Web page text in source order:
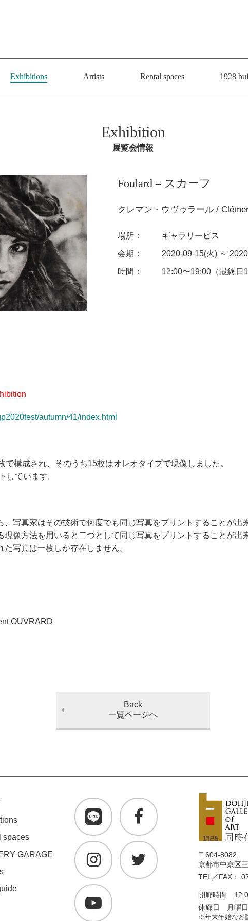
Exhibitions Artists Rental spaces 1928
Exhibition
展覧会情報
Foulard – スカーフ
クレマン・ウヴゥラール /
場所： ギャラリービス
会期： 2020-09-15(火) ～
時間： 12:00〜19:00（最終日
autumn/41/index.html
で構成され、そのうち15枚はオレオタイプで現像しました。
しています。
写真家はその技術で何度でも同じ写真をプリントすることが出
現像方法を用いると二つとして同じ写真をプリントすることが出
写真は一枚しか存在しません。
OUVRARD
Back
一覧ページへ
spaces
GARAGE
〒604-8082
京都市中京区
TEL／FAX：
開廊時間
休廊日 月曜日
※年末年始など